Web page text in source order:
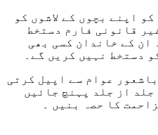
اپنے بچوں کے لاشوں کو
قانونی فارم دستخط
ان کے خاندان کسی بھی
دستخط نہیں کریں گے۔
عوام سے اپیل کرتی
از جلد پہنچ جائیں
کا حصہ بنیں ۔